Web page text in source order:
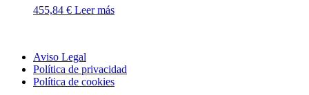
455,84 € Leer más
Aviso Legal
Política de privacidad
Política de cookies